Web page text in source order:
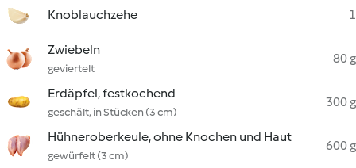
Knoblauchzehe
1
Zwiebeln
geviertelt
80 g
Erdäpfel, festkochend
geschält, in Stücken (3 cm)
300 g
Hühneroberkeule, ohne Knochen und Haut
gewürfelt (3 cm)
600 g